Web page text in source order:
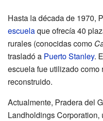
Hasta la década de 1970,
escuelaque ofrecía 40
rurales (conocidas como
trasladó a Puerto Stanley.
escuela fue utilizado como
reconstruido.
Actualmente, Pradera del
Landholdings Corporation,